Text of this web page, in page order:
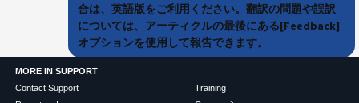
合は、英語版をご利用ください。翻訳の問題や誤訳
については、アーティクルの最後にある[Feedback]
オプションを使用して報告できます。
MORE IN SUPPORT
Contact Support
Training